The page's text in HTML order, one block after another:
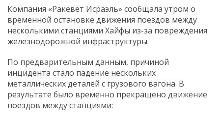
Компания «Ракевет Исраэль» сообщала утром о
временной остановке движения поездов между
несколькими станциями Хайфы из-за повреждения
железнодорожной инфраструктуры.
По предварительным данным, причиной
инцидента стало падение нескольких
металлических деталей с грузового вагона. В
результате было временно прекращено движение
поездов между станциями: